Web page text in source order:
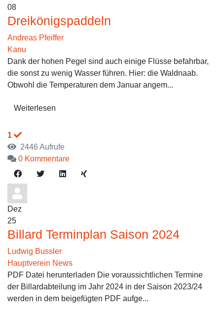
08
Dreikönigspaddeln
Andreas Pfeiffer
Kanu
Dank der hohen Pegel sind auch einige Flüsse befahrbar,
die sonst zu wenig Wasser führen. Hier: die Waldnaab.
Obwohl die Temperaturen dem Januar angem...
Weiterlesen
1
2446 Aufrufe
0 Kommentare
Dez
25
Billard Terminplan Saison 2024
Ludwig Bussler
Hauptverein News
PDF Datei herunterladen Die voraussichtlichen Termine
der Billardabteilung im Jahr 2024 in der Saison 2023/24
werden in dem beigefügten PDF aufge...